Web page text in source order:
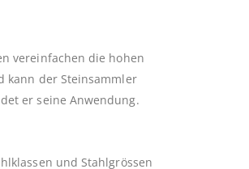
vereinfachen die hohen
kann der Steinsammler
er seine Anwendung.
und Stahlgrössen